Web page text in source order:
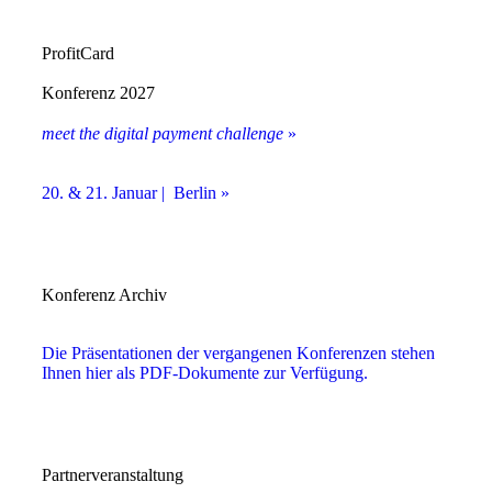
ProfitCard
Konferenz 2027
meet the digital payment challenge »
20. & 21. Januar | Berlin »
Konferenz Archiv
Die Präsentationen der vergangenen Konferenzen stehen
Ihnen hier als PDF-Dokumente zur Verfügung.
Partnerveranstaltung